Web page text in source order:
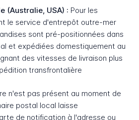
(Australie, USA) : Pour les
le service d'entrepôt outre-mer
sont pré-positionnées dans
et expédiées domestiquement au
des vitesses de livraison plus
transfrontalière
n'est pas présent au moment de
postal local laisse
de notification à l'adresse ou